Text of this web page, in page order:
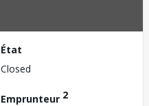
État
Closed
Emprunteur 2